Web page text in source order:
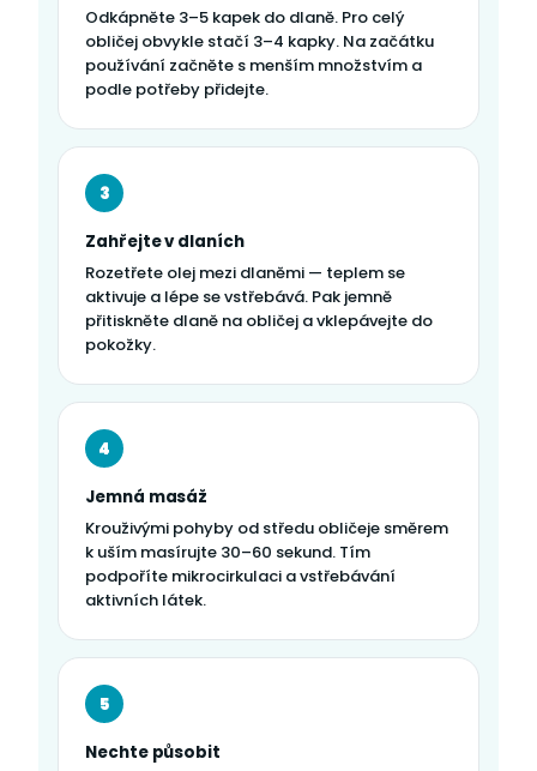
Odkápněte 3–5 kapek do dlaně. Pro celý
obličej obvykle stačí 3–4 kapky. Na začátku
používání začněte s menším množstvím a
podle potřeby přidejte.
3
Zahřejte v dlaních
Rozetřete olej mezi dlaněmi — teplem se
aktivuje a lépe se vstřebává. Pak jemně
přitiskněte dlaně na obličej a vklepávejte do
pokožky.
4
Jemná masáž
Krouživými pohyby od středu obličeje směrem
k uším masírujte 30–60 sekund. Tím
podpoříte mikrocirkulaci a vstřebávání
aktivních látek.
5
Nechte působit